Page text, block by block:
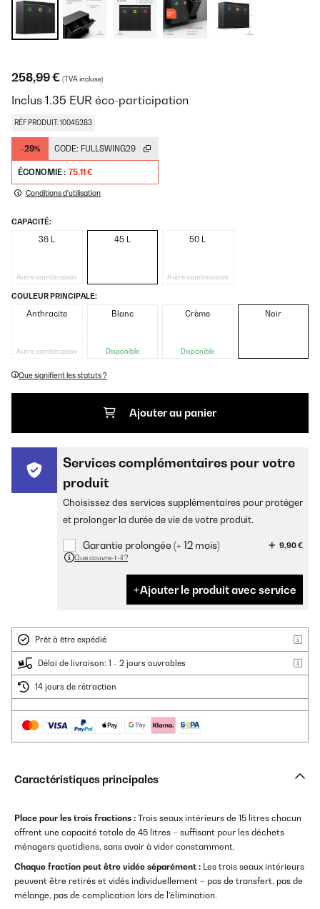
258,99 € (TVA incluse)
Inclus 1.35 EUR éco-participation
RÉF PRODUIT: 10045283
-29% CODE: FULLSWING29
ÉCONOMIE : 75,11 €
Conditions d'utilisation
CAPACITÉ:
36 L
Autre combinaison
45 L 50 L
Autre combinaison
COULEUR PRINCIPALE:
Anthracite
Autre combinaison
Blanc
Disponible
Crème
Disponible
Noir
Que signifient les statuts ?
Ajouter au panier
Services complémentaires pour votre
produit
Choisissez des services supplémentaires pour protéger
et prolonger la durée de vie de votre produit.
Garantie prolongée (+ 12 mois)
9,90 €
Que couvre-t-il ?
Ajouter le produit avec service
Prêt à être expédié
Délai de livraison: 1 - 2 jours ouvrables
14 jours de rétraction
Caractéristiques principales
Place pour les trois fractions : Trois seaux intérieurs de 15 litres chacun
offrent une capacité totale de 45 litres – suffisant pour les déchets
ménagers quotidiens, sans avoir à vider constamment.
Chaque fraction peut être vidée séparément : Les trois seaux intérieurs
peuvent être retirés et vidés individuellement – pas de transfert, pas de
mélange, pas de complication lors de l’élimination.